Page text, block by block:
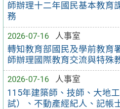
師辦理十二年國民基本教育
務
2026-07-16
人事室
轉知教育部國民及學前教育
師辦理國際教育交流與特殊
2026-07-16
人事室
115年建築師、技師、大地
試）、不動產經紀人、記帳